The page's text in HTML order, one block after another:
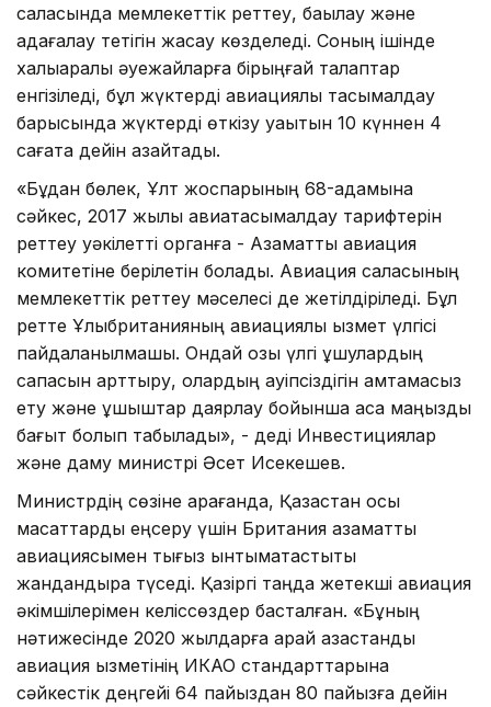
саласында мемлекеттік реттеу, бақылау және
қадағалау тетігін жасау көзделеді. Соның ішінде
халықаралық әуежайларға бірыңғай талаптар
енгізіледі, бұл жүктерді авиациялық тасымалдау
барысында жүктерді өткізу уақытын 10 күннен 4
сағатқа дейін азайтады.
«Бұдан бөлек, Ұлт жоспарының 68-қадамына
сәйкес, 2017 жылы авиатасымалдау тарифтерін
реттеу уәкілетті органға - Азаматтық авиация
комитетіне берілетін болады. Авиация саласының
мемлекеттік реттеу мәселесі де жетілдіріледі. Бұл
ретте Ұлыбританияның авиациялық қызмет үлгісі
пайдаланылмақшы. Ондай озық үлгі ұшулардың
сапасын арттыру, олардың қауіпсіздігін қамтамасыз
ету және ұшқыштар даярлау бойынша аса маңызды
бағыт болып табылады», - деді Инвестициялар
және даму министрі Әсет Исекешев.
Министрдің сөзіне қарағанда, Қазақстан осы
мақсаттарды еңсеру үшін Британия азаматтық
авиациясымен тығыз ынтымақтастықты
жандандыра түседі. Қазіргі таңда жетекші авиация
әкімшілерімен келіссөздер басталған. «Бұның
нәтижесінде 2020 жылдарға қарай қазақстандық
авиация қызметінің ИКАО стандарттарына
сәйкестік деңгейі 64 пайыздан 80 пайызға дейін